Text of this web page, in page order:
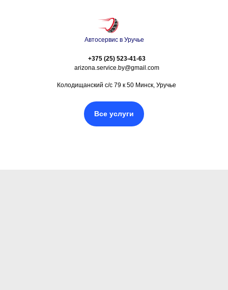
Автосервис в Уручье
+375 (25) 523-41-63
arizona.service.by@gmail.com
Колодищанский с/с 79 к 50 Минск, Уручье
Все услуги